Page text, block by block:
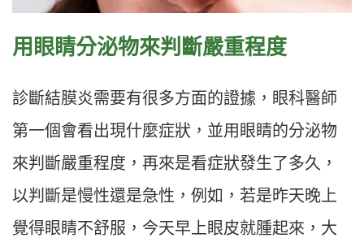
用眼睛分泌物來判斷嚴重程度
診斷結膜炎需要有很多方面的證據，眼科醫師
第一個會看出現什麼症狀，並用眼睛的分泌物
來判斷嚴重程度，再來是看症狀發生了多久，
以判斷是慢性還是急性，例如，若是昨天晚上
覺得眼睛不舒服，今天早上眼皮就腫起來，大